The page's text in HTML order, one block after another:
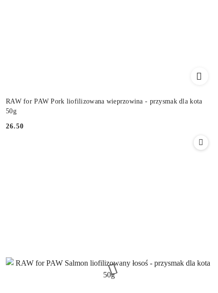
RAW for PAW Pork liofilizowana wieprzowina - przysmak dla kota
50g
Cena:
26.50